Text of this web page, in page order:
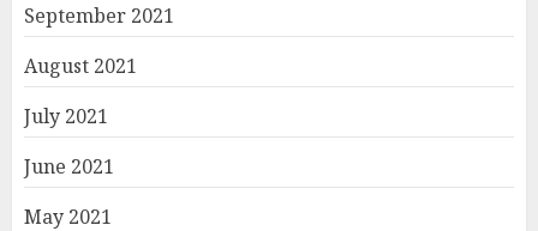
September 2021
August 2021
July 2021
June 2021
May 2021